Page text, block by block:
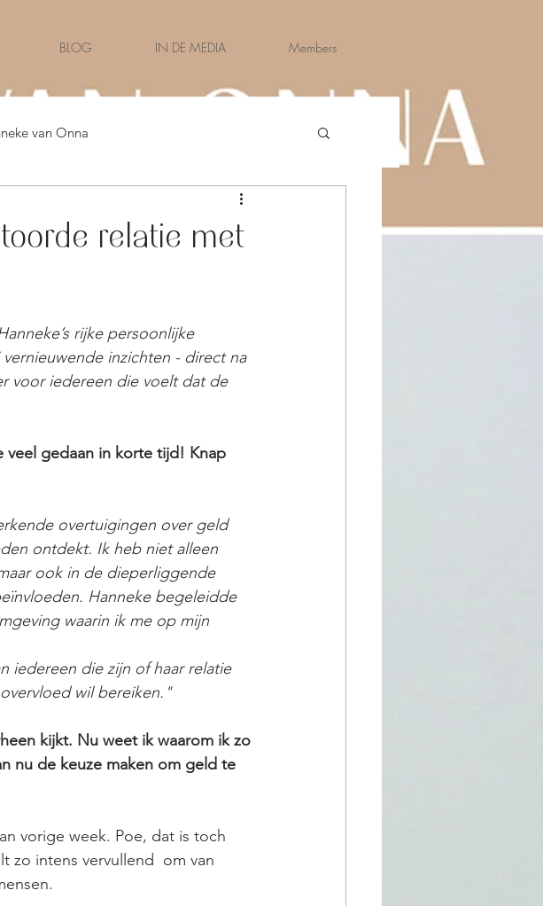
BLOG IN DE MEDIA Members
van Onna
relatie met
rijke persoonlijke
inzichten - direct na
voor iedereen die voelt dat de
veel gedaan in korte tijd! Knap
overtuigingen over geld
ontdekt. Ik heb niet alleen
ook in de dieperliggende
Hanneke begeleidde
waarin ik me op mijn
iedereen die zijn of haar relatie
wil bereiken."
kijkt. Nu weet ik waarom ik zo
nu de keuze maken om geld te
vorige week. Poe, dat is toch
zo intens vervullend  om van